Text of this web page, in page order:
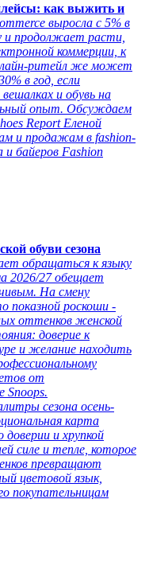
как выжить и
выросла с 5% в
и продолжает расти,
коммерции, к
ритейл же может
в год, если
и обувь на
опыт. Обсуждаем
Report Еленой
и продажам в fashion-
и байеров Fashion
обуви сезона
обращаться к языку
2026/27 обещает
На смену
показной роскоши -
оттенков женской
доверие к
и желание находить
от
Snoops.
сезона осень-
карта
доверии и хрупкой
силе и тепле, которое
превращают
цветовой язык,
покупательницам